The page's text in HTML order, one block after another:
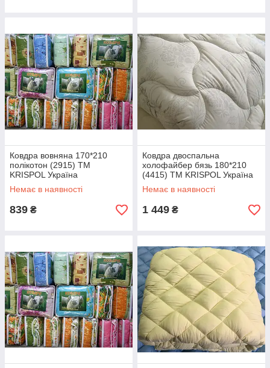
Ковдра вовняна 170*210
полікотон (2915) TM
KRISPOL Україна
Немає в наявності
839 ₴
Ковдра двоспальна
холофайбер бязь 180*210
(4415) TM KRISPOL Україна
Немає в наявності
1 449 ₴